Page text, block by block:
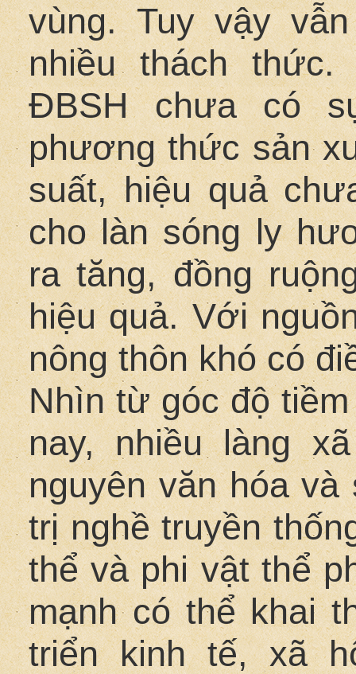
vùng. Tuy vậy
nhiều thách
ĐBSH chưa có
phương thức sản
suất, hiệu quả
cho làn sóng ly
ra tăng, đồng
hiệu quả. Với
nông thôn khó có
Nhìn từ góc độ
nay, nhiều làng
nguyên văn hóa và
trị nghề truyền
thể và phi vật thể
mạnh có thể khai
triển kinh tế, xã